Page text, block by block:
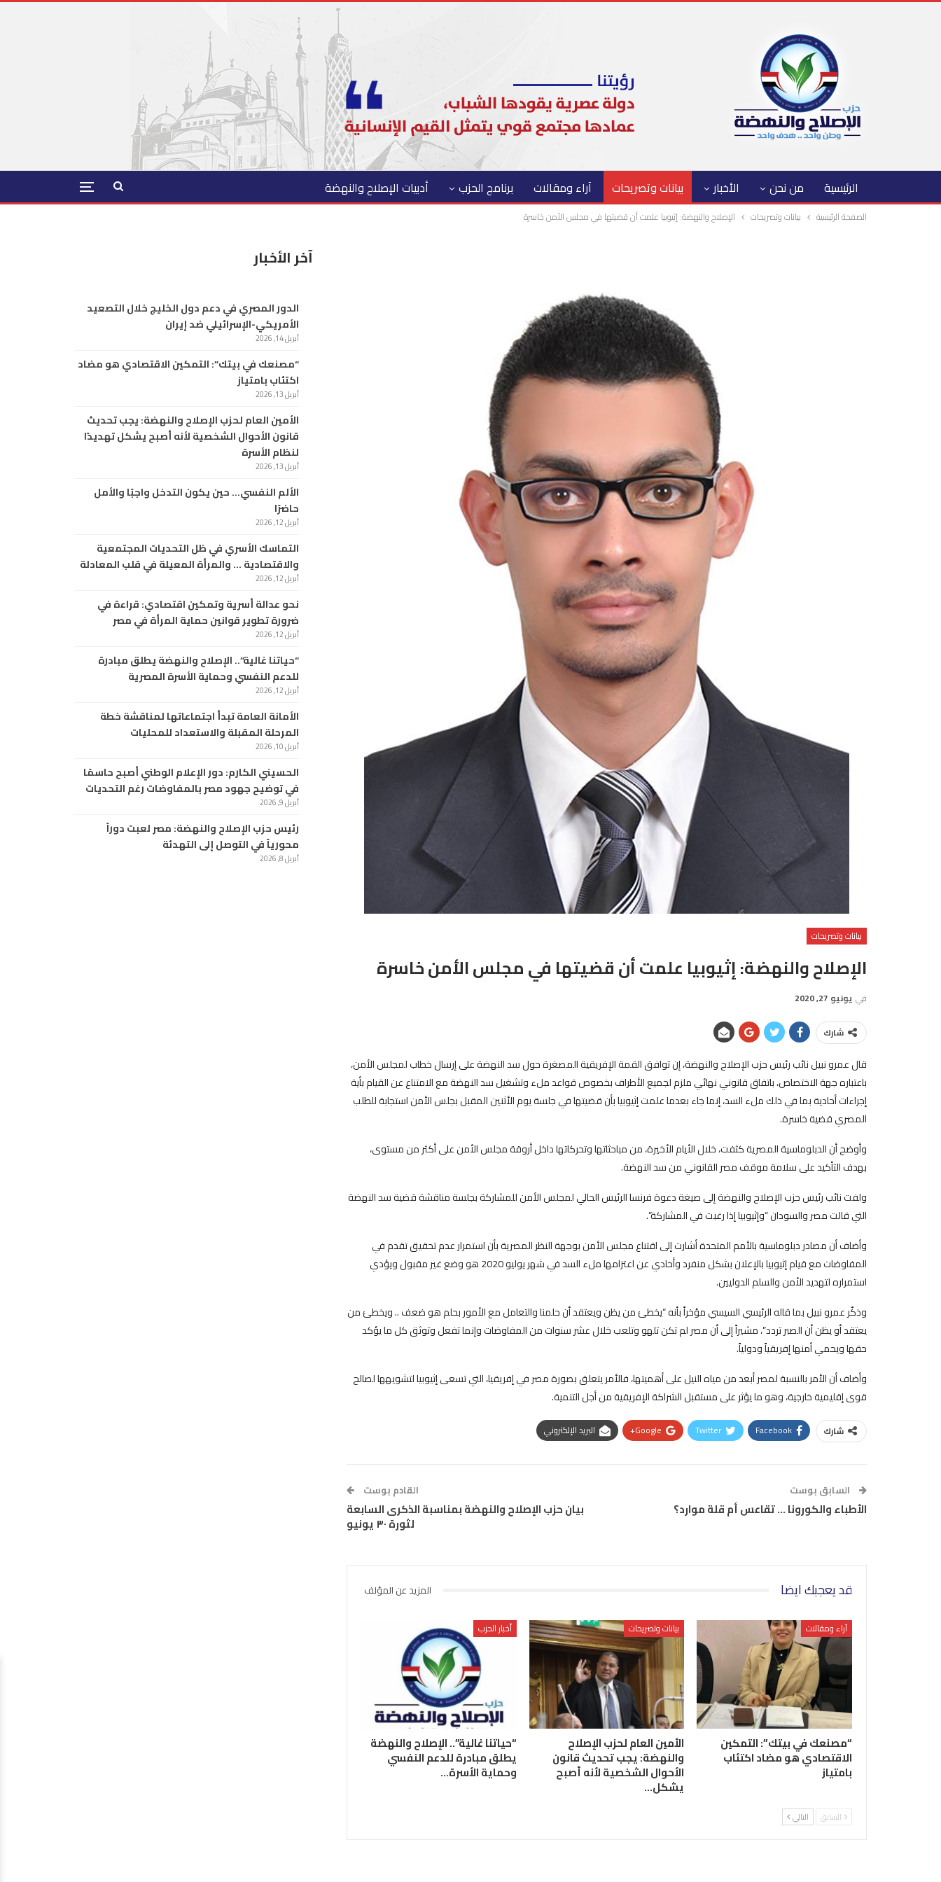
الرئيسية من نحن الأخبار بيانات وتصريحات آراء ومقالات برنامج الحزب أدبيات الإصلاح والنهضة
الصفحة الرئيسية بيانات وتصريحات الإصلاح والنهضة: إثيوبيا علمت أن قضيتها في مجلس الأمن خاسرة
بيانات وتصريحات
الإصلاح والنهضة: إثيوبيا علمت أن قضيتها في مجلس الأمن خاسرة
في يونيو 27, 2020
شارك
قال عمرو نبيل نائب رئيس حزب الإصلاح والنهضة، إن توافق القمة الإفريقية المصغرة حول سد النهضة على إرسال خطاب لمجلس الأمن،
باعتباره جهة الاختصاص، باتفاق قانوني نهائي ملزم لجميع الأطراف بخصوص قواعد ملء وتشغيل سد النهضة مع الامتناع عن القيام بأية
إجراءات أحادية بما في ذلك ملء السد، إنما جاء بعدما علمت إثيوبيا بأن قضيتها في جلسة يوم الأثنين المقبل بجلس الأمن استجابة للطلب
المصري قضية خاسرة.
وأوضح أن الدبلوماسية المصرية كثفت، خلال الأيام الأخيرة، من مباحثاتها وتحركاتها داخل أروقة مجلس الأمن على أكثر من مستوى،
بهدف التأكيد على سلامة موقف مصر القانوني من سد النهضة.
ولفت نائب رئيس حزب الإصلاح والنهضة إلى صيغة دعوة فرنسا الرئيس الحالي لمجلس الأمن للمشاركة بجلسة مناقشة قضية سد النهضة
التي قالت مصر والسودان “وإثيوبيا إذا رغبت في المشاركة”.
وأضاف أن مصادر دبلوماسية بالأمم المتحدة أشارت إلى اقتناع مجلس الأمن بوجهة النظر المصرية بأن استمرار عدم تحقيق تقدم في
المفاوضات مع قيام إثيوبيا بالإعلان بشكل منفرد وأحادي عن اعتزامها ملء السد في شهر يوليو 2020 هو وضع غير مقبول ويؤدي
استمراره لتهديد الأمن والسلم الدوليين.
وذكّر عمرو نبيل بما قاله الرئيسي السيسي مؤخراً بأنه “يخطئ من يظن ويعتقد أن حلمنا والتعامل مع الأمور بحلم هو ضعف .. ويخطئ من
يعتقد أو يظن أن الصبر تردد”، مشيراً إلى أن مصر لم تكن تلهو وتلعب خلال عشر سنوات من المفاوضات وإنما تفعل وتوثق كل ما يؤكد
حقها ويحمي أمنها إفريقياً ودولياً.
وأضاف أن الأمر بالنسبة لمصر أبعد من مياه النيل على أهميتها، فالأمر يتعلق بصورة مصر في إفريقيا، التي تسعى إثيوبيا لتشويهها لصالح
قوى إقليمية خارجية، وهو ما يؤثر على مستقبل الشراكة الإفريقية من أجل التنمية.
شارك Facebook
Twitter
Google+ البريد الإلكتروني
السابق بوست
الأطباء والكورونا … تقاعس أم قلة موارد؟
القادم بوست
بيان حزب الإصلاح والنهضة بمناسبة الذكرى السابعة
لثورة ٣٠ يونيو
قد يعجبك ايضا المزيد عن المؤلف
آراء ومقالات
“مصنعك في بيتك”: التمكين
الاقتصادي هو مضاد اكتئاب
بامتياز
بيانات وتصريحات
الأمين العام لحزب الإصلاح
والنهضة: يجب تحديث قانون
الأحوال الشخصية لأنه أصبح
يشكل…
أخبار الحزب
“حياتنا غالية”.. الإصلاح والنهضة
يطلق مبادرة للدعم النفسي
وحماية الأسرة…
السابق التالي
آخر الأخبار
الدور المصري في دعم دول الخليج خلال التصعيد
الأمريكي-الإسرائيلي ضد إيران
أبريل 14, 2026
“مصنعك في بيتك”: التمكين الاقتصادي هو مضاد
اكتئاب بامتياز
أبريل 13, 2026
الأمين العام لحزب الإصلاح والنهضة: يجب تحديث
قانون الأحوال الشخصية لأنه أصبح يشكل تهديدًا
لنظام الأسرة
أبريل 13, 2026
الألم النفسي… حين يكون التدخل واجبًا والأمل
حاضرًا
أبريل 12, 2026
التماسك الأسري في ظل التحديات المجتمعية
والاقتصادية … والمرأة المعيلة في قلب المعادلة
أبريل 12, 2026
نحو عدالة أسرية وتمكين اقتصادي: قراءة في
ضرورة تطوير قوانين حماية المرأة في مصر
أبريل 12, 2026
“حياتنا غالية”.. الإصلاح والنهضة يطلق مبادرة
للدعم النفسي وحماية الأسرة المصرية
أبريل 12, 2026
الأمانة العامة تبدأ اجتماعاتها لمناقشة خطة
المرحلة المقبلة والاستعداد للمحليات
أبريل 10, 2026
الحسيني الكارم: دور الإعلام الوطني أصبح حاسمًا
في توضيح جهود مصر بالمفاوضات رغم التحديات
أبريل 9, 2026
رئيس حزب الإصلاح والنهضة: مصر لعبت دوراً
محورياً في التوصل إلى التهدئة
أبريل 8, 2026